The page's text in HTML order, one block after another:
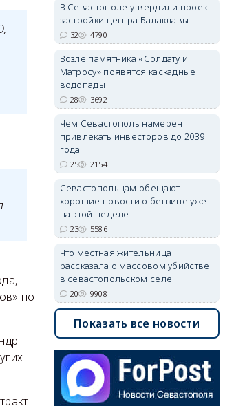
по
В Севастополе утвердили проект
застройки центра Балаклавы
32 4790
Возле памятника «Солдату и
Матросу» появятся каскадные
водопады
28 3692
Чем Севастополь намерен
привлекать инвесторов до 2039
года
25 2154
Севастопольцам обещают
хорошие новости о бензине уже
на этой неделе
23 5586
Что местная жительница
рассказала о массовом убийстве
в севастопольском селе
20 9908
Показать все новости